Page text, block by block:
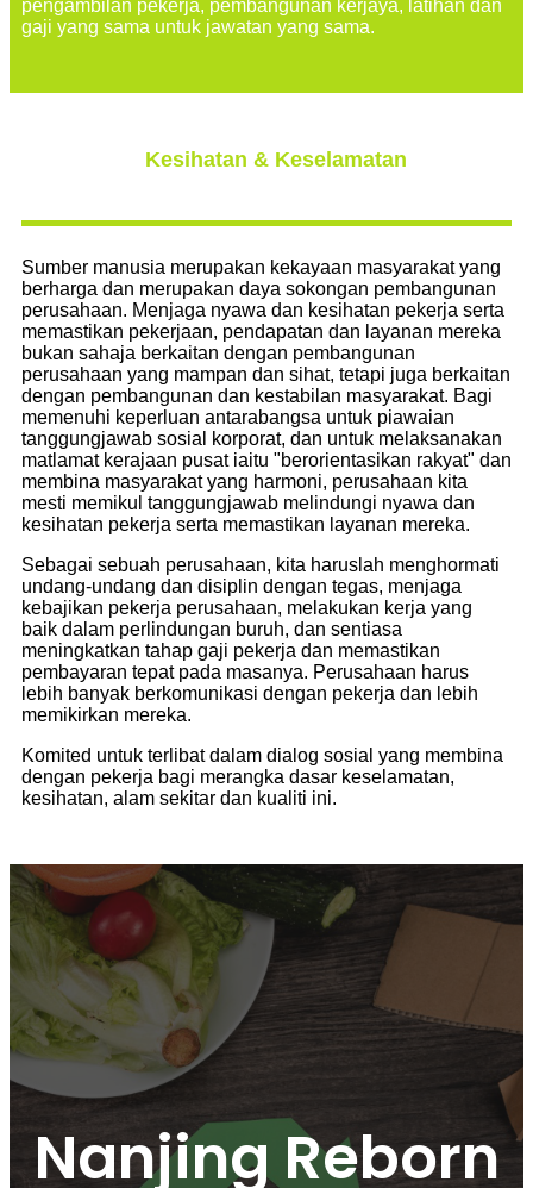
pengambilan pekerja, pembangunan kerjaya, latihan dan
gaji yang sama untuk jawatan yang sama.
Kesihatan & Keselamatan
Sumber manusia merupakan kekayaan masyarakat yang
berharga dan merupakan daya sokongan pembangunan
perusahaan. Menjaga nyawa dan kesihatan pekerja serta
memastikan pekerjaan, pendapatan dan layanan mereka
bukan sahaja berkaitan dengan pembangunan
perusahaan yang mampan dan sihat, tetapi juga berkaitan
dengan pembangunan dan kestabilan masyarakat. Bagi
memenuhi keperluan antarabangsa untuk piawaian
tanggungjawab sosial korporat, dan untuk melaksanakan
matlamat kerajaan pusat iaitu "berorientasikan rakyat" dan
membina masyarakat yang harmoni, perusahaan kita
mesti memikul tanggungjawab melindungi nyawa dan
kesihatan pekerja serta memastikan layanan mereka.
Sebagai sebuah perusahaan, kita haruslah menghormati
undang-undang dan disiplin dengan tegas, menjaga
kebajikan pekerja perusahaan, melakukan kerja yang
baik dalam perlindungan buruh, dan sentiasa
meningkatkan tahap gaji pekerja dan memastikan
pembayaran tepat pada masanya. Perusahaan harus
lebih banyak berkomunikasi dengan pekerja dan lebih
memikirkan mereka.
Komited untuk terlibat dalam dialog sosial yang membina
dengan pekerja bagi merangka dasar keselamatan,
kesihatan, alam sekitar dan kualiti ini.
Nanjing Reborn